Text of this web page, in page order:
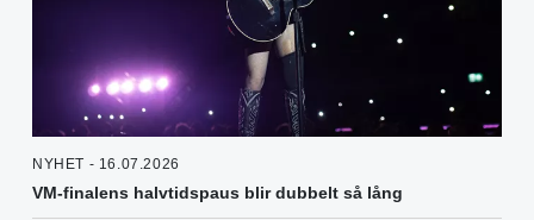
NYHET - 16.07.2026
VM-finalens halvtidspaus blir dubbelt så lång